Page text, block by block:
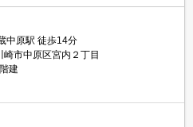
中原駅 徒歩14分
崎市中原区宮内２丁目
建